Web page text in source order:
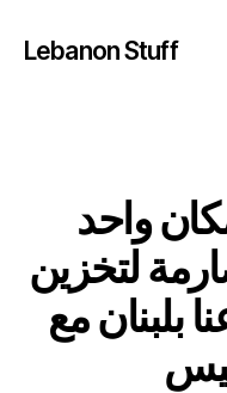
Lebanon Stuff
واحد
لتخزين
بلبنان مع